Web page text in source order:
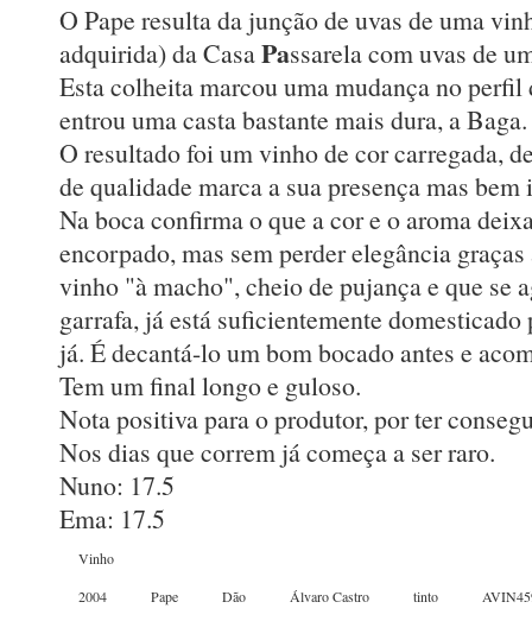
O Pape resulta da junção de uvas de uma
adquirida) da CasaPassarela com uvas de
Esta colheita marcou uma mudança no
entrou uma casta bastante mais dura, a Baga.
O resultado foi um vinho de cor carregada,
de qualidade marca a sua presença mas
Na boca confirma o que a cor e o aroma
encorpado, mas sem perder elegância
vinho "à macho", cheio de pujança e que se
garrafa, já está suficientemente domesticado
já. É decantá-lo um bom bocado antes e
Tem um final longo e guloso.
Nota positiva para o produtor, por ter
Nos dias que correm já começa a ser raro.
Nuno: 17.5
Ema: 17.5
Vinho
2004
Pape Dão Álvaro Castro tinto